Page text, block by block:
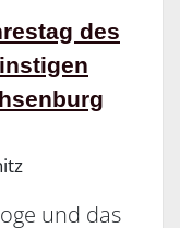
des
und das